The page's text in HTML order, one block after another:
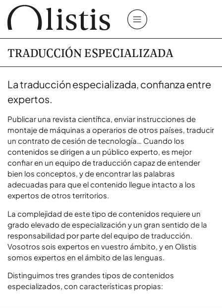
TRADUCCIÓN ESPECIALIZADA
La traducción especializada, confianza entre
expertos.
Publicar una revista científica, enviar instrucciones de
montaje de máquinas a operarios de otros países, traducir
un contrato de cesión de tecnología… Cuando los
contenidos se dirigen a un público experto, es mejor
confiar en un equipo de traducción capaz de entender
bien los conceptos, y de encontrar las palabras
adecuadas para que el contenido llegue intacto a los
expertos de otros territorios.
La complejidad de este tipo de contenidos requiere un
grado elevado de especialización y un gran sentido de la
responsabilidad por parte del equipo de traducción.
Vosotros sois expertos en vuestro ámbito, y en Olistis
somos expertos en el ámbito de las lenguas.
Distinguimos tres grandes tipos de contenidos
especializados, con características propias: